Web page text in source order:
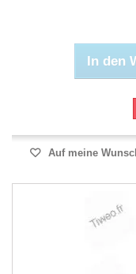
In den
Auf meine